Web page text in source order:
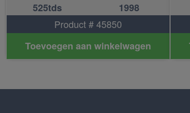
525tds
1998
Product # 45850
Toevoegen aan winkelwagen